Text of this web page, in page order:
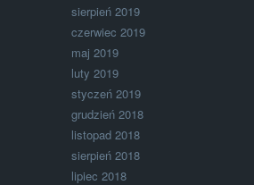
sierpień 2019
czerwiec 2019
maj 2019
luty 2019
styczeń 2019
grudzień 2018
listopad 2018
sierpień 2018
lipiec 2018